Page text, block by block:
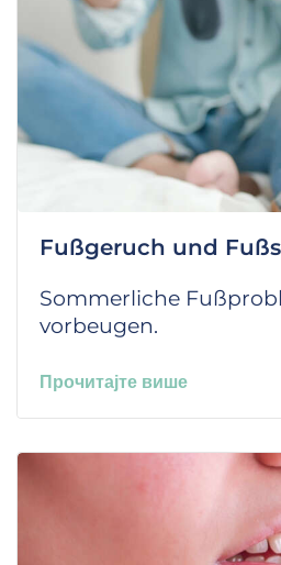
Fußgeruch und
Sommerliche
vorbeugen.
Прочитајте више